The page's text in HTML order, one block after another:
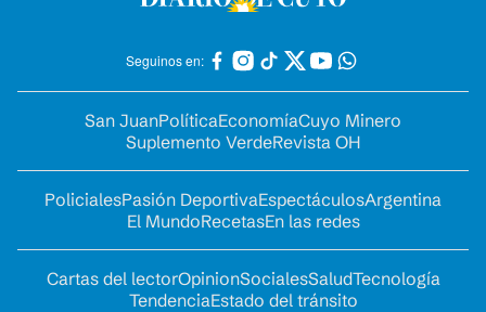
Seguinos en:
San JuanPolíticaEconomíaCuyo Minero
Suplemento VerdeRevista OH
PolicialesPasión DeportivaEspectáculosArgentina
El MundoRecetasEn las redes
Cartas del lectorOpinionSocialesSaludTecnología
TendenciaEstado del tránsito